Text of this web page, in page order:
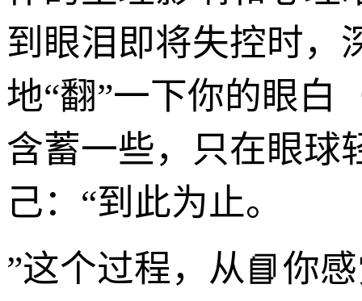
到眼泪即将失控时，
地“翻”一下你的眼白
含蓄一些，只在眼球
己：“到此为止。
”这个过程，从📘你